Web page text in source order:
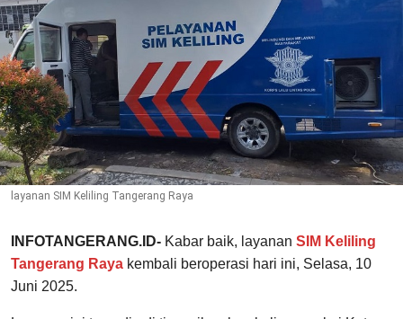
layanan SIM Keliling Tangerang Raya
INFOTANGERANG.ID- Kabar baik, layanan SIM Keliling
Tangerang Raya kembali beroperasi hari ini, Selasa, 10
Juni 2025.